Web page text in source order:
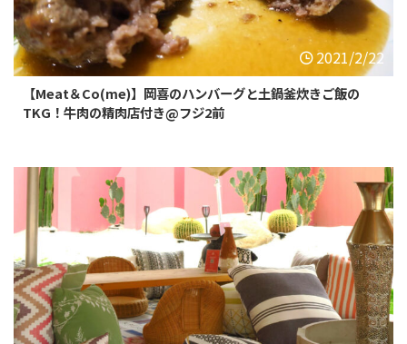
2021/2/22
【Meat＆Co(me)】岡喜のハンバーグと土鍋釜炊きご飯の
TKG！牛肉の精肉店付き@フジ2前